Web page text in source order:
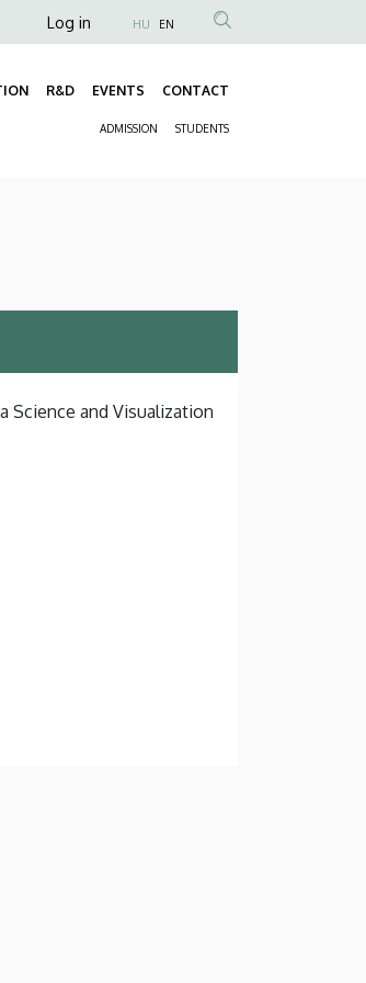
Anonim
fiók
Log in HU EN
R&D EVENTS CONTACT
ADMISSION STUDENTS
Science and Visualization